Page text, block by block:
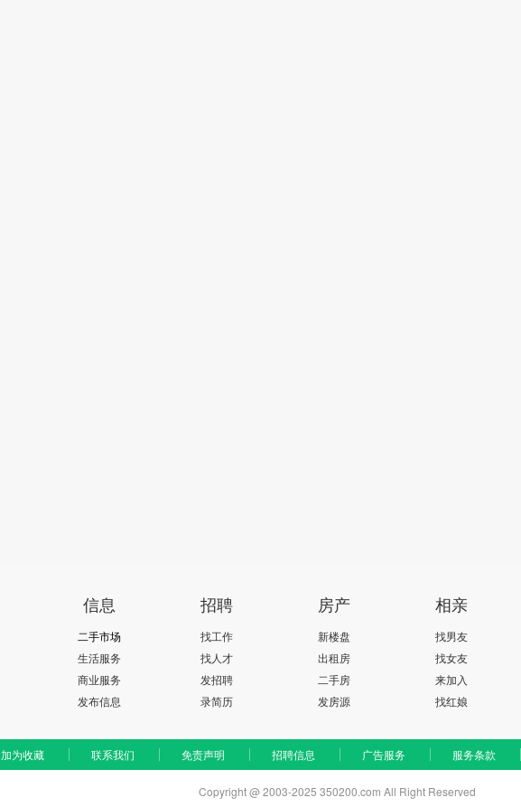
信息
二手市场
生活服务
商业服务
发布信息
招聘
找工作
找人才
发招聘
录简历
房产
新楼盘
出租房
二手房
发房源
相亲
找男友
找女友
来加入
找红娘
加为收藏 联系我们 免责声明 招聘信息 广告服务 服务条款
Copyright @ 2003-2025 350200.com All Right Reserved